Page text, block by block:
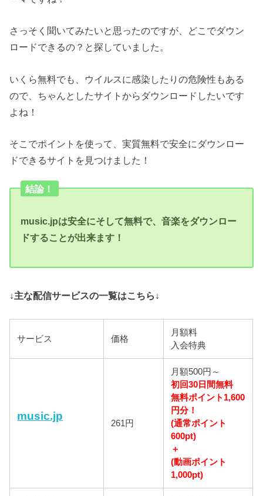
さっそく聞いてみたいと思ったのですが、どこでダウン
ロードできるの？と探していました。
いくら無料でも、ウイルスに感染したりの危険性もある
ので、ちゃんとしたサイトからダウンロードしたいです
よね！
そこでポイントを使って、実質無料で安全にダウンロー
ドできるサイトを見つけました！
結論！
music.jpは安全にそして無料で、音楽をダウンロー
ドすることが出来ます！
↓主な配信サービスの一覧はこちら↓
サービス 価格
月額料
入会特典
music.jp
261円
月額500円～
初回30日間無料
無料ポイント1,600
円分！
(通常ポイント
600pt)
＋
(動画ポイント
1,000pt)